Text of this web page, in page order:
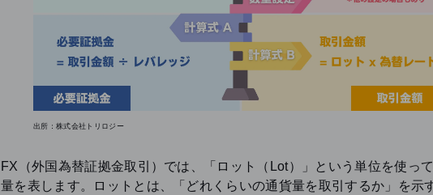
出所：株式会社トリロジー
FX（外国為替証拠金取引）では、「ロット（Lot）」という単位を使っ
量を表します。ロットとは、「どれくらいの通貨量を取引するか」を示